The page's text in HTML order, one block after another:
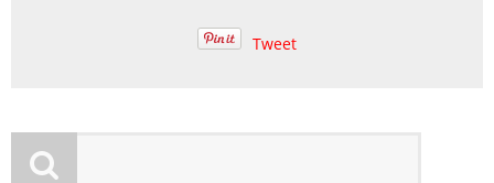
Tweet